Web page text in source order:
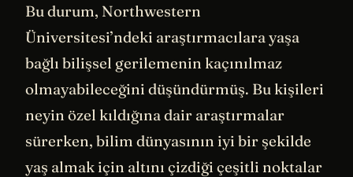
Bu durum, Northwestern
Üniversitesi’ndeki araştırmacılara yaşa
bağlı bilişsel gerilemenin kaçınılmaz
olmayabileceğini düşündürmüş. Bu kişileri
neyin özel kıldığına dair araştırmalar
sürerken, bilim dünyasının iyi bir şekilde
yaş almak için altını çizdiği çeşitli noktalar